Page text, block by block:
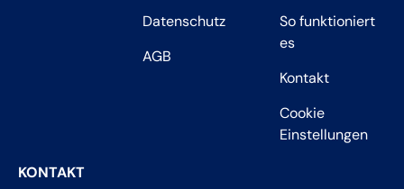
Datenschutz
AGB
So funktioniert
es
Kontakt
Cookie
Einstellungen
KONTAKT